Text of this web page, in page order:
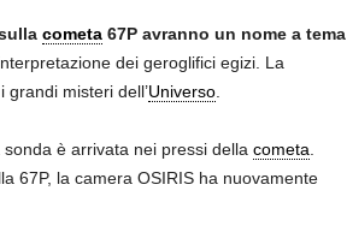
cometa67P avranno un nome a tema
dei geroglifici egizi. La
misteri dell’Universo.
è arrivata nei pressi della cometa
67P, la camera OSIRIS ha nuovamente